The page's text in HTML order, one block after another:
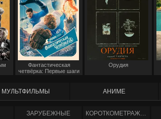
Фантастическая
четвёрка: Первые шаги
Орудия
МУЛЬТФИЛЬМЫ АНИМЕ
ЗАРУБЕЖНЫЕ КОРОТКОМЕТРАЖНЫЕ